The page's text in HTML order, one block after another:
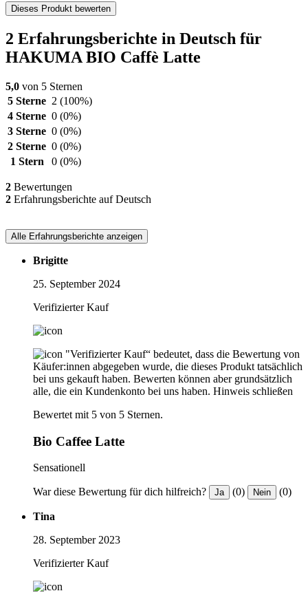
Dieses Produkt bewerten
2 Erfahrungsberichte in Deutsch für
HAKUMA BIO Caffè Latte
5,0 von 5 Sternen
5 Sterne 2 (100%)
4 Sterne 0 (0%)
3 Sterne 0 (0%)
2 Sterne 0 (0%)
1 Stern
0 (0%)
2 Bewertungen
2 Erfahrungsberichte auf Deutsch
Alle Erfahrungsberichte anzeigen
Brigitte
25. September 2024
Verifizierter Kauf
"Verifizierter Kauf“ bedeutet, dass die Bewertung von
Käufer:innen abgegeben wurde, die dieses Produkt tatsächlich
bei uns gekauft haben. Bewerten können aber grundsätzlich
alle, die ein Kundenkonto bei uns haben. Hinweis schließen
Bewertet mit 5 von 5 Sternen.
Bio Caffee Latte
Sensationell
War diese Bewertung für dich hilfreich? Ja (0) Nein (0)
Tina
28. September 2023
Verifizierter Kauf